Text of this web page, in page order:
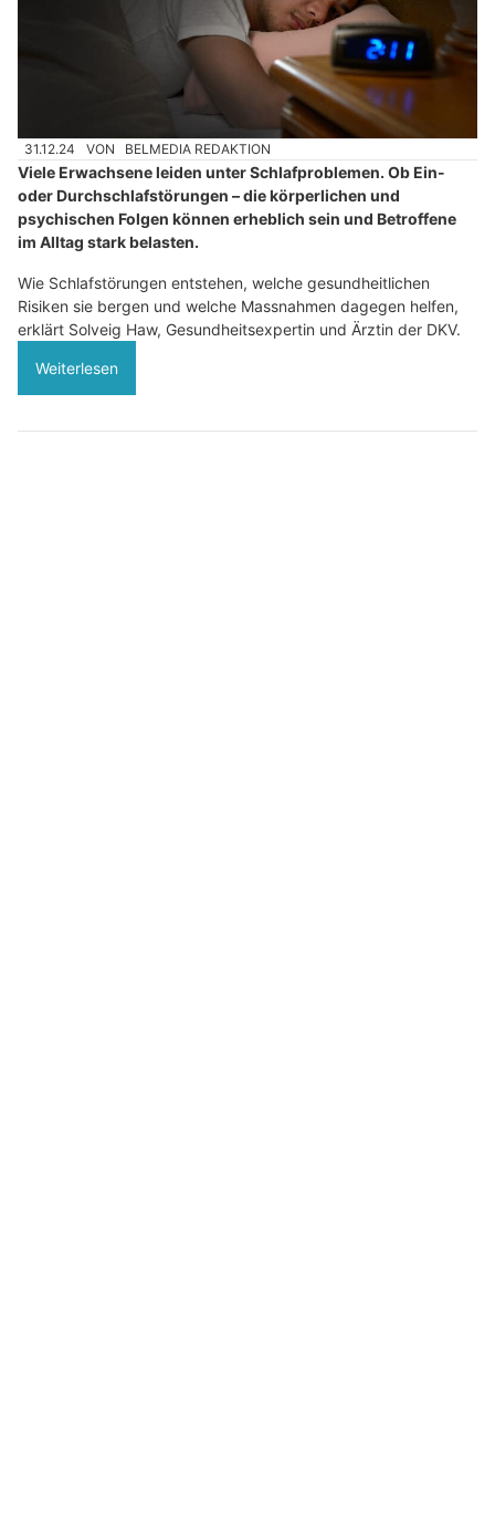
31.12.24 VON BELMEDIA REDAKTION
Viele Erwachsene leiden unter Schlafproblemen. Ob Ein-
oder Durchschlafstörungen – die körperlichen und
psychischen Folgen können erheblich sein und Betroffene
im Alltag stark belasten.
Wie Schlafstörungen entstehen, welche gesundheitlichen
Risiken sie bergen und welche Massnahmen dagegen helfen,
erklärt Solveig Haw, Gesundheitsexpertin und Ärztin der DKV.
Weiterlesen